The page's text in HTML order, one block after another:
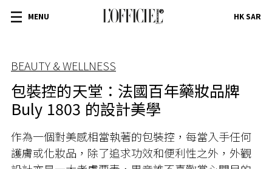
MENU HK SAR
BEAUTY & WELLNESS
包裝控的天堂：法國百年藥妝品牌
Buly 1803 的設計美學
作為一個對美感相當執著的包裝控，每當入手任何
護膚或化妝品，除了追求功效和便利性之外，外觀